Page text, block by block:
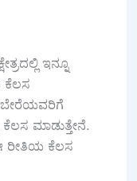
ಇನ್ನೂ
ಕೆಲಸ
ಬೇರೆಯವರಿಗೆ
ಮಾಡುತ್ತೇನೆ.
ರೀತಿಯ ಕೆಲಸ